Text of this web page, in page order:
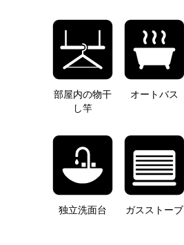
部屋内の物干
し竿
オートバス
独立洗面台 ガスストーブ